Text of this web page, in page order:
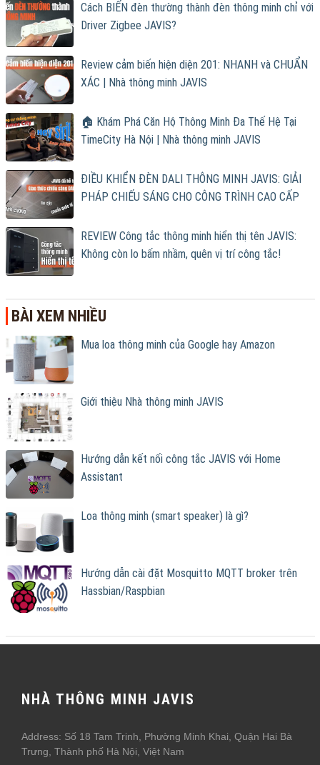
Cách BIẾN đèn thường thành đèn thông minh chỉ với
Driver Zigbee JAVIS?
Review cảm biến hiện diện 201: NHANH và CHUẨN
XÁC | Nhà thông minh JAVIS
🏠 Khám Phá Căn Hộ Thông Minh Đa Thế Hệ Tại
TimeCity Hà Nội | Nhà thông minh JAVIS
ĐIỀU KHIỂN ĐÈN DALI THÔNG MINH JAVIS: GIẢI
PHÁP CHIẾU SÁNG CHO CÔNG TRÌNH CAO CẤP
REVIEW Công tắc thông minh hiển thị tên JAVIS:
Không còn lo bấm nhầm, quên vị trí công tắc!
BÀI XEM NHIỀU
Mua loa thông minh của Google hay Amazon
Giới thiệu Nhà thông minh JAVIS
Hướng dẫn kết nối công tắc JAVIS với Home
Assistant
Loa thông minh (smart speaker) là gì?
Hướng dẫn cài đặt Mosquitto MQTT broker trên
Hassbian/Raspbian
NHÀ THÔNG MINH JAVIS
Address: Số 18 Tam Trinh, Phường Minh Khai, Quận Hai Bà
Trưng, Thành phố Hà Nội, Việt Nam